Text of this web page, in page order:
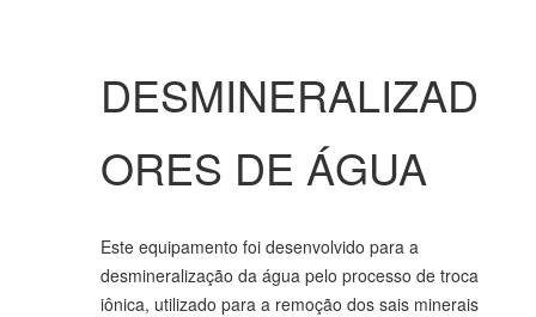
DESMINERALIZAD
ORES DE ÁGUA
Este equipamento foi desenvolvido para a
desmineralização da água pelo processo de troca
iônica, utilizado para a remoção dos sais minerais